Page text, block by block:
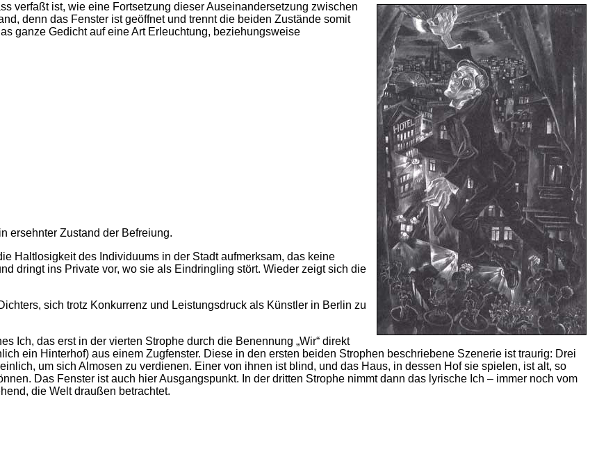
verfaßt ist, wie eine Fortsetzung dieser Auseinandersetzung zwischen
denn das Fenster ist geöffnet und trennt die beiden Zustände somit
ganze Gedicht auf eine Art Erleuchtung, beziehungsweise
ersehnter Zustand der Befreiung.
Haltlosigkeit des Individuums in der Stadt aufmerksam, das keine
dringt ins Private vor, wo sie als Eindringling stört. Wieder zeigt sich die
sich trotz Konkurrenz und Leistungsdruck als Künstler in Berlin zu
Ich, das erst in der vierten Strophe durch die Benennung „Wir“ direkt
ein Hinterhof) aus einem Zugfenster. Diese in den ersten beiden Strophen beschriebene Szenerie ist traurig: Drei
um sich Almosen zu verdienen. Einer von ihnen ist blind, und das Haus, in dessen Hof sie spielen, ist alt, so
Das Fenster ist auch hier Ausgangspunkt. In der dritten Strophe nimmt dann das lyrische Ich – immer noch vom
die Welt draußen betrachtet.